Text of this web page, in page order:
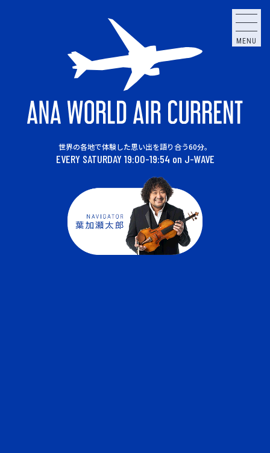
MENU
世界の各地で体験した思い出を語り合う60分。
EVERY SATURDAY 19:00-19:54 on J-WAVE